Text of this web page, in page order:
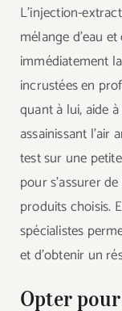
L’injection-
mélange d’eau
immédiatement
incrustées en
quant à lui, aide
assainissant
test sur une
pour s’assurer
produits choisis.
spécialistes
et d’obtenir un
Opter